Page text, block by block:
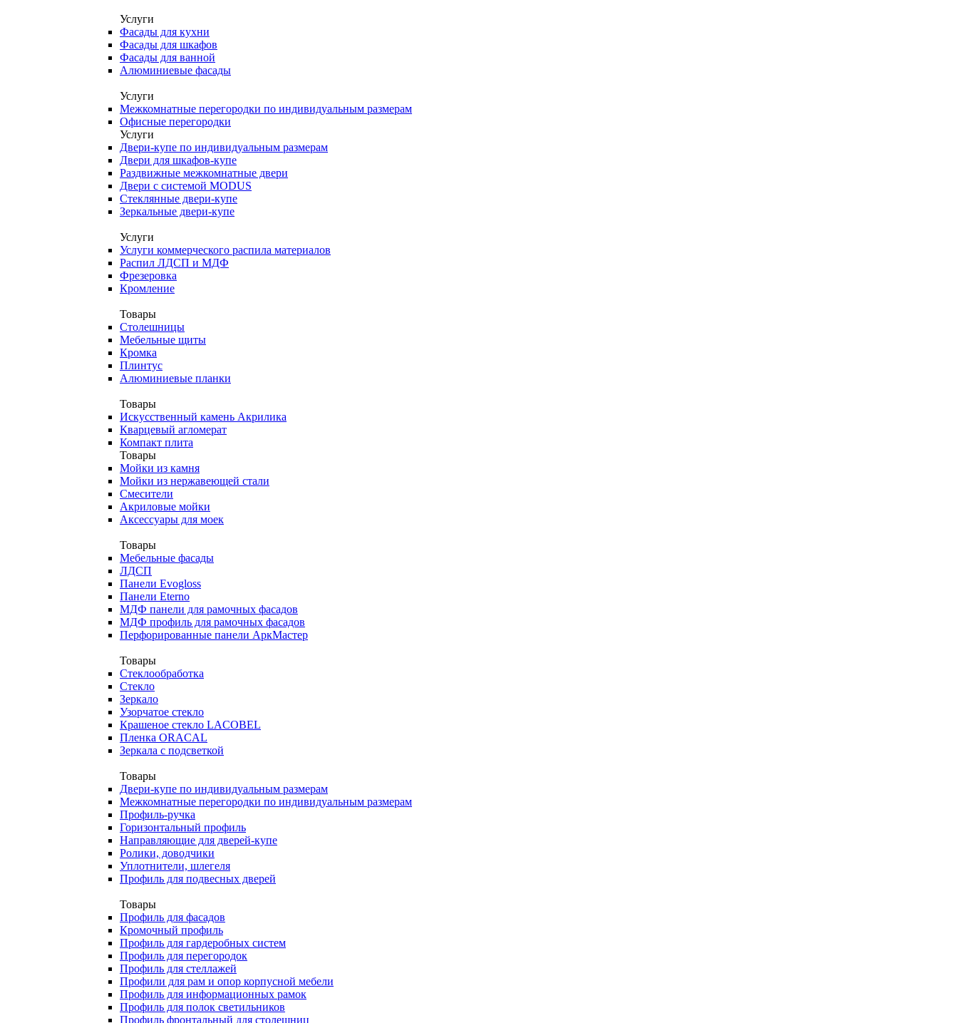
Услуги
Фасады для кухни
Фасады для шкафов
Фасады для ванной
Алюминиевые фасады
Услуги
Межкомнатные перегородки по индивидуальным размерам
Офисные перегородки
Услуги
Двери-купе по индивидуальным размерам
Двери для шкафов-купе
Раздвижные межкомнатные двери
Двери с системой MODUS
Стеклянные двери-купе
Зеркальные двери-купе
Услуги
Услуги коммерческого распила материалов
Распил ЛДСП и МДФ
Фрезеровка
Кромление
Товары
Столешницы
Мебельные щиты
Кромка
Плинтус
Алюминиевые планки
Товары
Искусственный камень Акрилика
Кварцевый агломерат
Компакт плита
Товары
Мойки из камня
Мойки из нержавеющей стали
Смесители
Акриловые мойки
Аксессуары для моек
Товары
Мебельные фасады
ЛДСП
Панели Evogloss
Панели Eterno
МДФ панели для рамочных фасадов
МДФ профиль для рамочных фасадов
Перфорированные панели АркМастер
Товары
Стеклообработка
Стекло
Зеркало
Узорчатое стекло
Крашеное стекло LACOBEL
Пленка ORACAL
Зеркала с подсветкой
Товары
Двери-купе по индивидуальным размерам
Межкомнатные перегородки по индивидуальным размерам
Профиль-ручка
Горизонтальный профиль
Направляющие для дверей-купе
Ролики, доводчики
Уплотнители, шлегеля
Профиль для подвесных дверей
Товары
Профиль для фасадов
Кромочный профиль
Профиль для гардеробных систем
Профиль для перегородок
Профиль для стеллажей
Профили для рам и опор корпусной мебели
Профиль для информационных рамок
Профиль для полок светильников
Профиль фронтальный для столешниц